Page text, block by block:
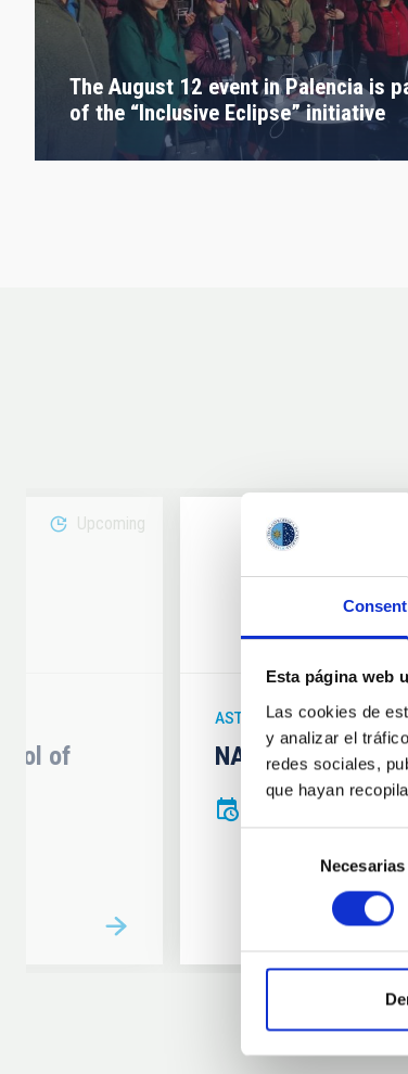
Esta página web
Las cookies de
y analizar el
redes sociales,
que hayan
consentimiento
Necesarias
The August 12 event in Palencia is
of the “Inclusive Eclipse” initiative
Upcoming
of
08
AUG
ASTRONOMICAL EVENT
NATE en